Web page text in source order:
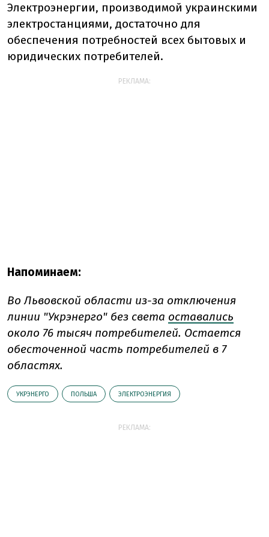
Электроэнергии, производимой украинскими
электростанциями, достаточно для
обеспечения потребностей всех бытовых и
юридических потребителей.
РЕКЛАМА:
Напоминаем:
Во Львовской области из-за отключения
линии "Укрэнерго" без света оставались
около 76 тысяч потребителей. Остается
обесточенной часть потребителей в 7
областях.
УКРЭНЕРГО ПОЛЬША ЭЛЕКТРОЭНЕРГИЯ
РЕКЛАМА: